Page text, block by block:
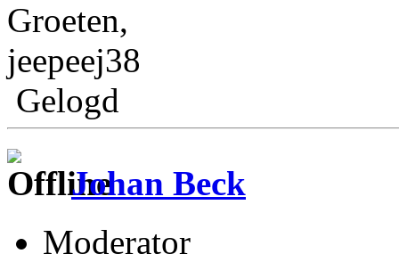
Groeten,
jeepeej38
Gelogd
Johan Beck
Moderator